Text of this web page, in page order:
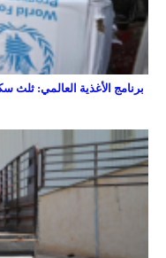
برنامج الأغذية العالمي: